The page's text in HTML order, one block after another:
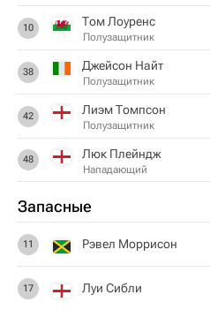
10 Том Лоуренс
Полузащитник
38 Джейсон Найт
Полузащитник
42 Лиэм Томпсон
Полузащитник
48 Люк Плейндж
Нападающий
Запасные
11 Рэвел Моррисон
17 Луи Сибли